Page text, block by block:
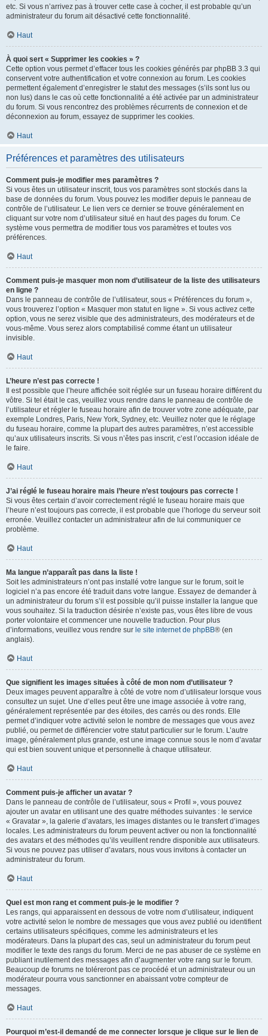
etc. Si vous n’arrivez pas à trouver cette case à cocher, il est probable qu’un
administrateur du forum ait désactivé cette fonctionnalité.
Haut
À quoi sert « Supprimer les cookies » ?
Cette option vous permet d’effacer tous les cookies générés par phpBB 3.3 qui
conservent votre authentification et votre connexion au forum. Les cookies
permettent également d’enregistrer le statut des messages (s’ils sont lus ou
non lus) dans le cas où cette fonctionnalité a été activée par un administrateur
du forum. Si vous rencontrez des problèmes récurrents de connexion et de
déconnexion au forum, essayez de supprimer les cookies.
Haut
Préférences et paramètres des utilisateurs
Comment puis-je modifier mes paramètres ?
Si vous êtes un utilisateur inscrit, tous vos paramètres sont stockés dans la
base de données du forum. Vous pouvez les modifier depuis le panneau de
contrôle de l’utilisateur. Le lien vers ce dernier se trouve généralement en
cliquant sur votre nom d’utilisateur situé en haut des pages du forum. Ce
système vous permettra de modifier tous vos paramètres et toutes vos
préférences.
Haut
Comment puis-je masquer mon nom d’utilisateur de la liste des utilisateurs
en ligne ?
Dans le panneau de contrôle de l’utilisateur, sous « Préférences du forum »,
vous trouverez l’option « Masquer mon statut en ligne ». Si vous activez cette
option, vous ne serez visible que des administrateurs, des modérateurs et de
vous-même. Vous serez alors comptabilisé comme étant un utilisateur
invisible.
Haut
L’heure n’est pas correcte !
Il est possible que l’heure affichée soit réglée sur un fuseau horaire différent du
vôtre. Si tel était le cas, veuillez vous rendre dans le panneau de contrôle de
l’utilisateur et régler le fuseau horaire afin de trouver votre zone adéquate, par
exemple Londres, Paris, New York, Sydney, etc. Veuillez noter que le réglage
du fuseau horaire, comme la plupart des autres paramètres, n’est accessible
qu’aux utilisateurs inscrits. Si vous n’êtes pas inscrit, c’est l’occasion idéale de
le faire.
Haut
J’ai réglé le fuseau horaire mais l’heure n’est toujours pas correcte !
Si vous êtes certain d’avoir correctement réglé le fuseau horaire mais que
l’heure n’est toujours pas correcte, il est probable que l’horloge du serveur soit
erronée. Veuillez contacter un administrateur afin de lui communiquer ce
problème.
Haut
Ma langue n’apparaît pas dans la liste !
Soit les administrateurs n’ont pas installé votre langue sur le forum, soit le
logiciel n’a pas encore été traduit dans votre langue. Essayez de demander à
un administrateur du forum s’il est possible qu’il puisse installer la langue que
vous souhaitez. Si la traduction désirée n’existe pas, vous êtes libre de vous
porter volontaire et commencer une nouvelle traduction. Pour plus
d’informations, veuillez vous rendre sur le site internet de phpBB® (en
anglais).
Haut
Que signifient les images situées à côté de mon nom d’utilisateur ?
Deux images peuvent apparaître à côté de votre nom d’utilisateur lorsque vous
consultez un sujet. Une d’elles peut être une image associée à votre rang,
généralement représentée par des étoiles, des carrés ou des ronds. Elle
permet d’indiquer votre activité selon le nombre de messages que vous avez
publié, ou permet de différencier votre statut particulier sur le forum. L’autre
image, généralement plus grande, est une image connue sous le nom d’avatar
qui est bien souvent unique et personnelle à chaque utilisateur.
Haut
Comment puis-je afficher un avatar ?
Dans le panneau de contrôle de l’utilisateur, sous « Profil », vous pouvez
ajouter un avatar en utilisant une des quatre méthodes suivantes : le service
« Gravatar », la galerie d’avatars, les images distantes ou le transfert d’images
locales. Les administrateurs du forum peuvent activer ou non la fonctionnalité
des avatars et des méthodes qu’ils veuillent rendre disponible aux utilisateurs.
Si vous ne pouvez pas utiliser d’avatars, nous vous invitons à contacter un
administrateur du forum.
Haut
Quel est mon rang et comment puis-je le modifier ?
Les rangs, qui apparaissent en dessous de votre nom d’utilisateur, indiquent
votre activité selon le nombre de messages que vous avez publié ou identifient
certains utilisateurs spécifiques, comme les administrateurs et les
modérateurs. Dans la plupart des cas, seul un administrateur du forum peut
modifier le texte des rangs du forum. Merci de ne pas abuser de ce système en
publiant inutilement des messages afin d’augmenter votre rang sur le forum.
Beaucoup de forums ne toléreront pas ce procédé et un administrateur ou un
modérateur pourra vous sanctionner en abaissant votre compteur de
messages.
Haut
Pourquoi m’est-il demandé de me connecter lorsque je clique sur le lien de